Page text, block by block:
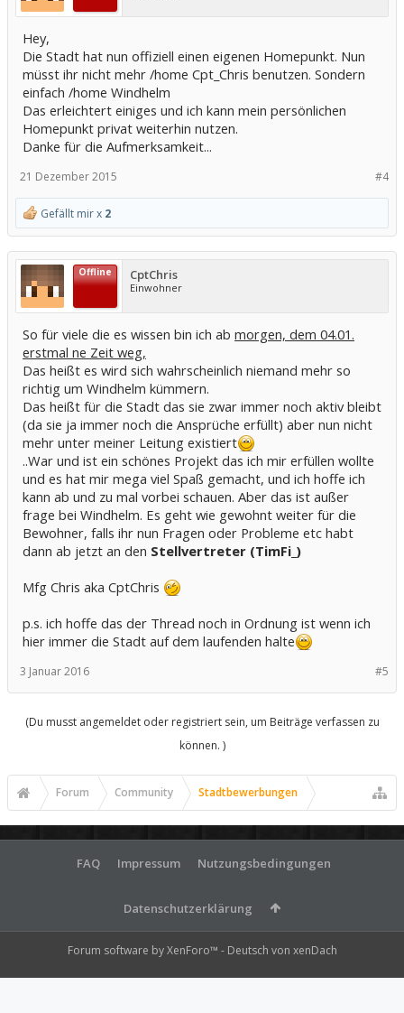
Hey,
Die Stadt hat nun offiziell einen eigenen Homepunkt. Nun
müsst ihr nicht mehr /home Cpt_Chris benutzen. Sondern
einfach /home Windhelm
Das erleichtert einiges und ich kann mein persönlichen
Homepunkt privat weiterhin nutzen.
Danke für die Aufmerksamkeit...
#4
21 Dezember 2015
Gefällt mir x 2
Offline CptChris
Einwohner
So für viele die es wissen bin ich ab morgen, dem 04.01.
erstmal ne Zeit weg,
Das heißt es wird sich wahrscheinlich niemand mehr so
richtig um Windhelm kümmern.
Das heißt für die Stadt das sie zwar immer noch aktiv bleibt
(da sie ja immer noch die Ansprüche erfüllt) aber nun nicht
mehr unter meiner Leitung existiert
..War und ist ein schönes Projekt das ich mir erfüllen wollte
und es hat mir mega viel Spaß gemacht, und ich hoffe ich
kann ab und zu mal vorbei schauen. Aber das ist außer
frage bei Windhelm. Es geht wie gewohnt weiter für die
Bewohner, falls ihr nun Fragen oder Probleme etc habt
dann ab jetzt an den Stellvertreter (TimFi_)
Mfg Chris aka CptChris
p.s. ich hoffe das der Thread noch in Ordnung ist wenn ich
hier immer die Stadt auf dem laufenden halte
#5
3 Januar 2016
(Du musst angemeldet oder registriert sein, um Beiträge verfassen zu
können. )
Forum Community Stadtbewerbungen
FAQ Impressum Nutzungsbedingungen
Datenschutzerklärung
Forum software by XenForo™ - Deutsch von xenDach